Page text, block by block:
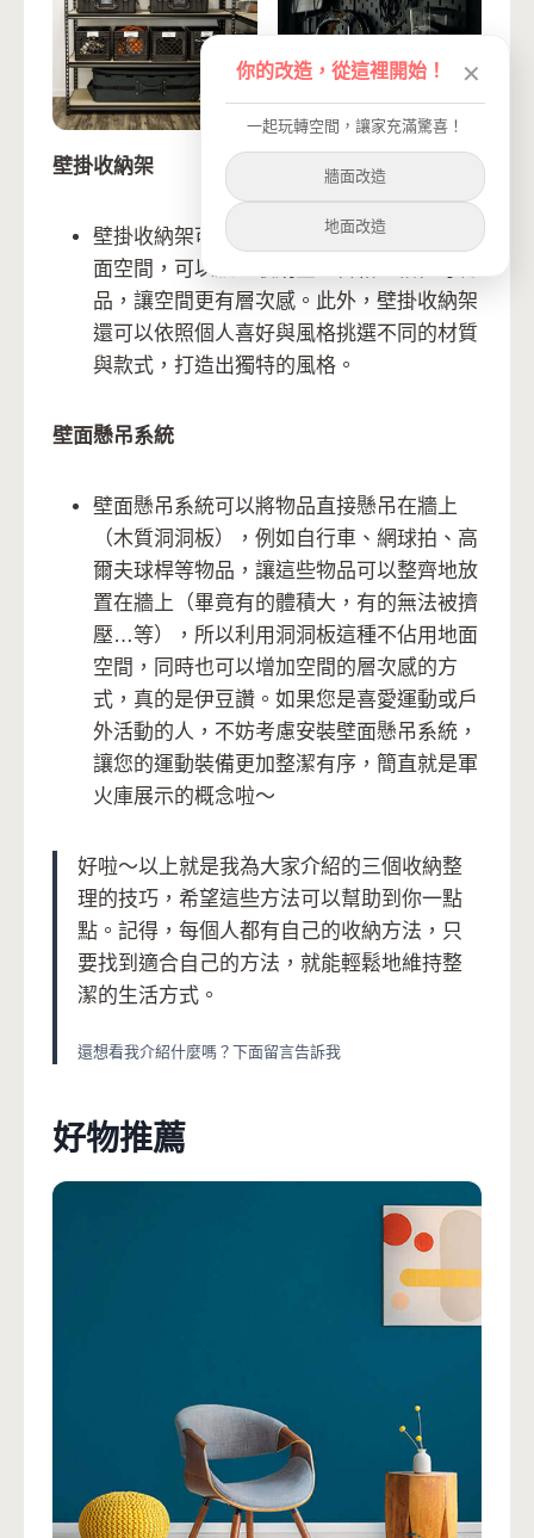
壁掛收納架
壁掛收納架可以直接安裝在牆上，不佔用地
面空間，可以放置收納盒、書籍、相框等物
品，讓空間更有層次感。此外，壁掛收納架
還可以依照個人喜好與風格挑選不同的材質
與款式，打造出獨特的風格。
壁面懸吊系統
壁面懸吊系統可以將物品直接懸吊在牆上
（木質洞洞板），例如自行車、網球拍、高
爾夫球桿等物品，讓這些物品可以整齊地放
置在牆上（畢竟有的體積大，有的無法被擠
壓…等），所以利用洞洞板這種不佔用地面
空間，同時也可以增加空間的層次感的方
式，真的是伊豆讚。如果您是喜愛運動或戶
外活動的人，不妨考慮安裝壁面懸吊系統，
讓您的運動裝備更加整潔有序，簡直就是軍
火庫展示的概念啦～
好啦～以上就是我為大家介紹的三個收納整
理的技巧，希望這些方法可以幫助到你一點
點。記得，每個人都有自己的收納方法，只
要找到適合自己的方法，就能輕鬆地維持整
潔的生活方式。
還想看我介紹什麼嗎？下面留言告訴我
好物推薦
你的改造，從這裡開始！ ✕
一起玩轉空間，讓家充滿驚喜！
牆面改造
地面改造